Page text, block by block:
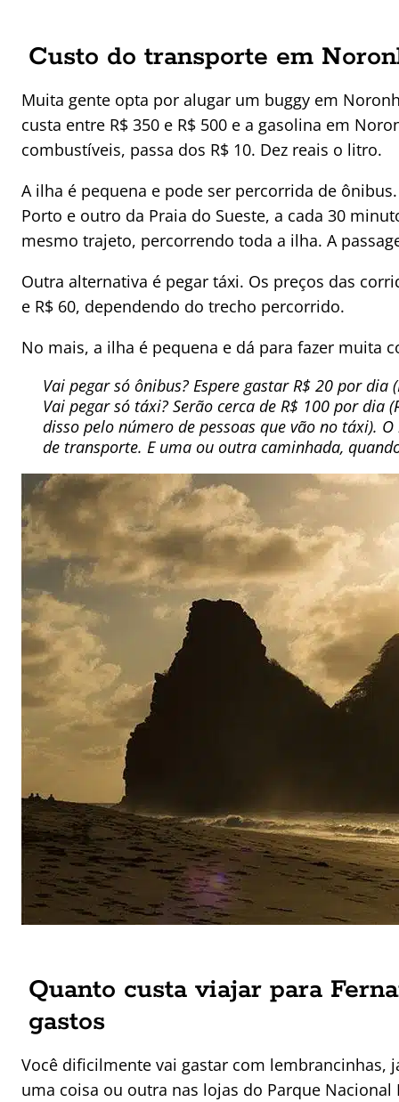
Custo do transporte em
Muita gente opta por alugar um buggy em
custa entre R$ 350 e R$ 500 e a gasolina em
combustíveis, passa dos R$ 10. Dez reais o litro.
A ilha é pequena e pode ser percorrida de
Porto e outro da Praia do Sueste, a cada 30
mesmo trajeto, percorrendo toda a ilha. A
Outra alternativa é pegar táxi. Os preços das
e R$ 60, dependendo do trecho percorrido.
No mais, a ilha é pequena e dá para fazer muita
Vai pegar só ônibus? Espere gastar R$ 20 por
Vai pegar só táxi? Serão cerca de R$ 100 por dia
disso pelo número de pessoas que vão no táxi).
de transporte. E uma ou outra caminhada,
Quanto custa viajar para
gastos
Você dificilmente vai gastar com lembrancinhas,
uma coisa ou outra nas lojas do Parque